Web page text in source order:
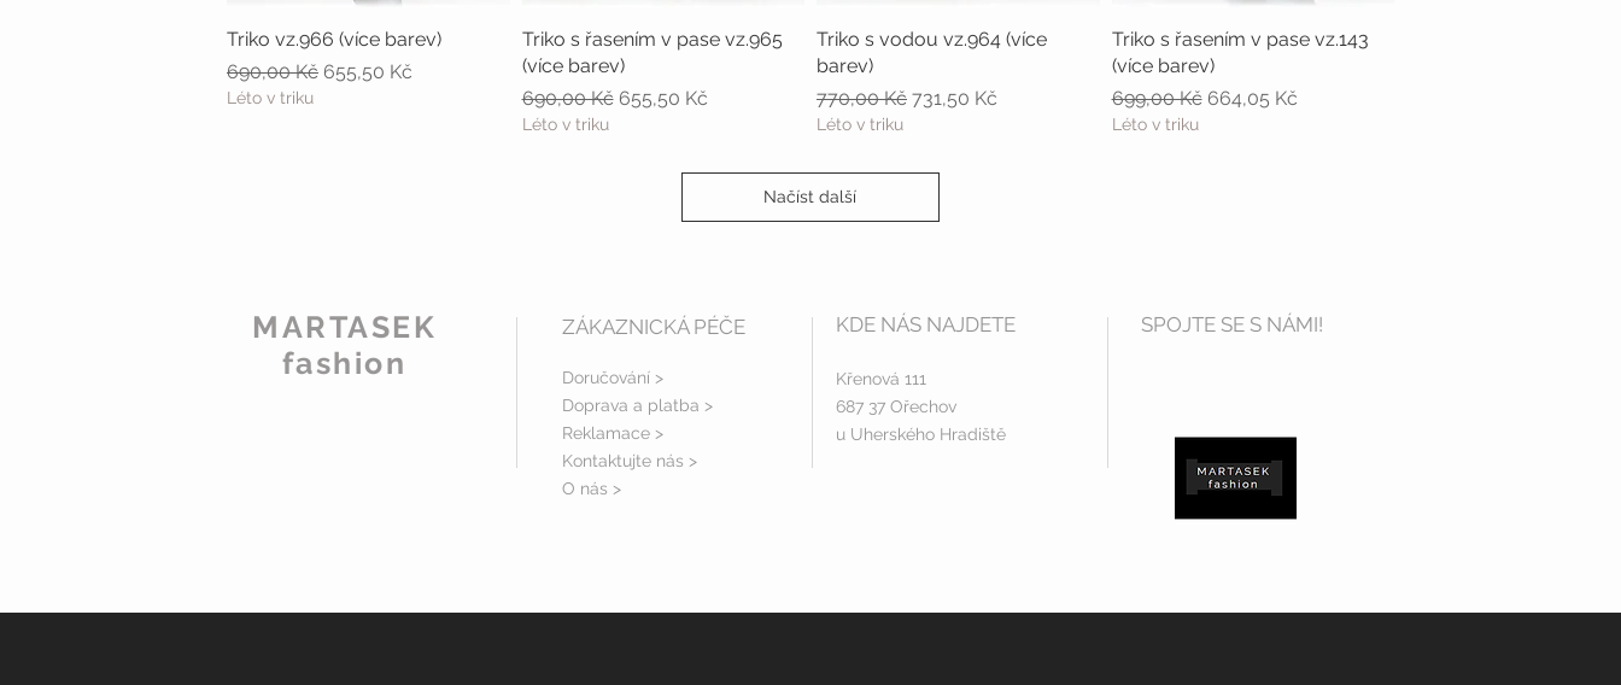
Rychlý náhled
Triko vz.966 (více barev)
Běžná cena
690,00 Kč Zvýhodněná cena
655,50 Kč
Léto v triku
Rychlý náhled
Triko s řasením v pase vz.965
(více barev)
Běžná cena
690,00 Kč Zvýhodněná cena
655,50 Kč
Léto v triku
Rychlý náhled
Triko s vodou vz.964 (více
barev)
Běžná cena
770,00 Kč Zvýhodněná cena
731,50 Kč
Léto v triku
Rychlý náhled
Triko s řasením v pase vz.143
(více barev)
Běžná cena
699,00 Kč Zvýhodněná cena
664,05 Kč
Léto v triku
Načíst další
MARTASEK
fashion
ZÁKAZNICKÁ PÉČE
Doručování >
Doprava a platba >
Reklamace >
Kontaktujte nás >
O nás >
KDE NÁS NAJDETE
Křenová 111
687 37 Ořechov
u Uherského Hradiště
SPOJTE SE S NÁMI!